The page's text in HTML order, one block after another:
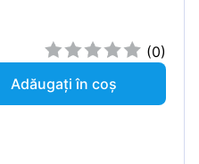
(0)
Adăugați în coș